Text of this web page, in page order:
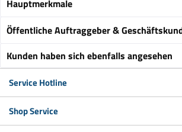
Hauptmerkmale
Öffentliche Auftraggeber &
Kunden haben sich ebenfalls angesehen
Service Hotline
Shop Service